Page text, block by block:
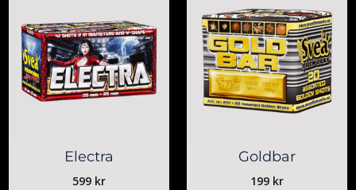
Electra
599 kr
Goldbar
199 kr